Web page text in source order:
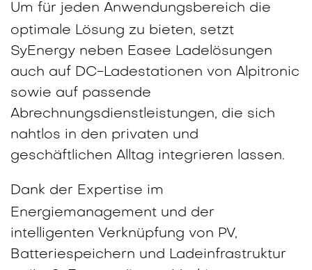
Um für jeden Anwendungsbereich die
optimale Lösung zu bieten, setzt
SyEnergy neben Easee Ladelösungen
auch auf DC-Ladestationen von Alpitronic
sowie auf passende
Abrechnungsdienstleistungen, die sich
nahtlos in den privaten und
geschäftlichen Alltag integrieren lassen.
Dank der Expertise im
Energiemanagement und der
intelligenten Verknüpfung von PV,
Batteriespeichern und Ladeinfrastruktur